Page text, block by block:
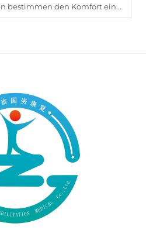
den Komfort einer Prothese?